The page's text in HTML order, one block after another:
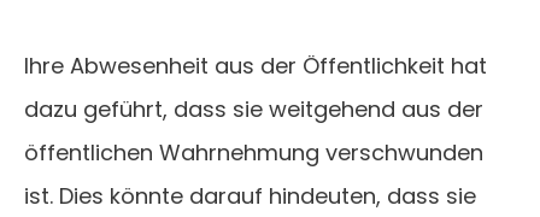
Ihre Abwesenheit aus der Öffentlichkeit hat
dazu geführt, dass sie weitgehend aus der
öffentlichen Wahrnehmung verschwunden
ist. Dies könnte darauf hindeuten, dass sie